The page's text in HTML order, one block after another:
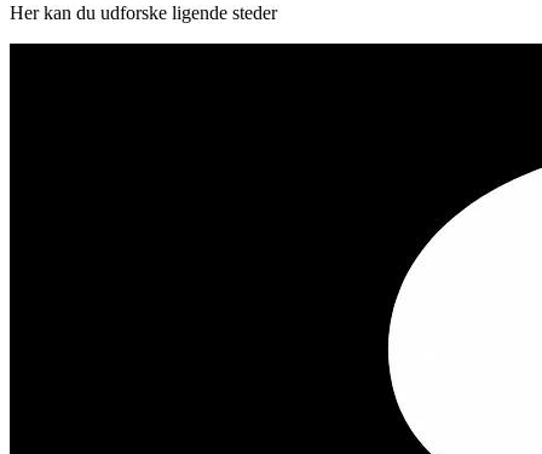
Her kan du udforske ligende steder